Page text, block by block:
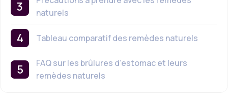
naturels
Tableau comparatif des remèdes naturels
FAQ sur les brûlures d’estomac et leurs
remèdes naturels